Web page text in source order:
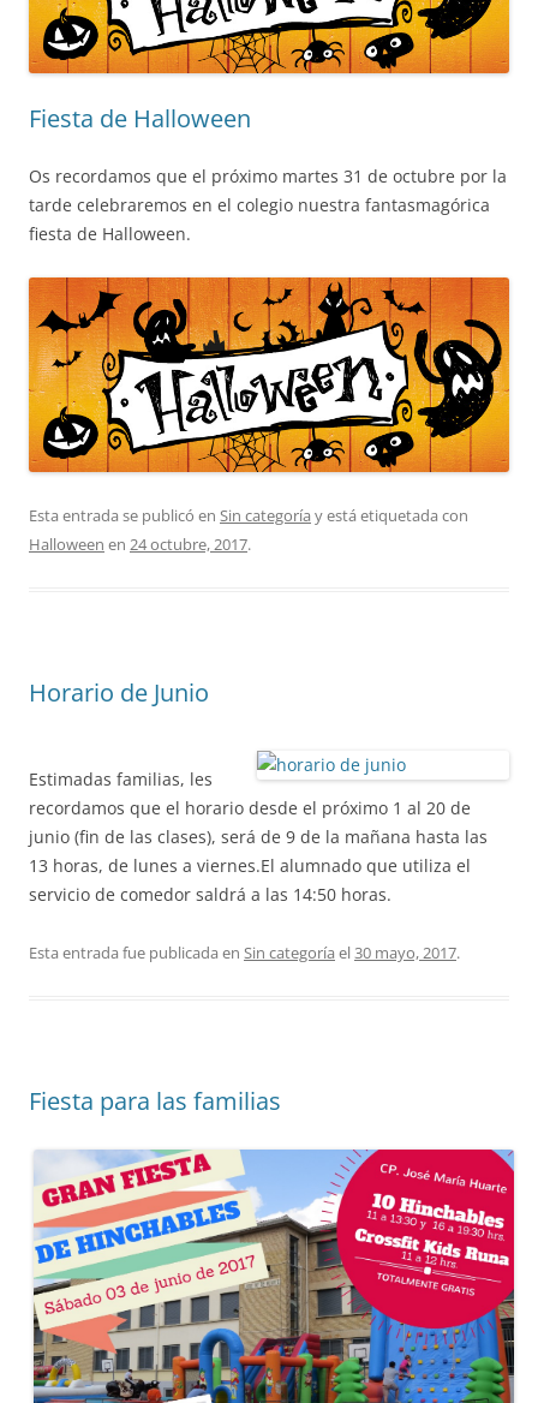
Fiesta de Halloween
Os recordamos que el próximo martes 31 de octubre por la
tarde celebraremos en el colegio nuestra fantasmagórica
fiesta de Halloween.
Esta entrada se publicó en Sin categoría y está etiquetada con
Halloween en 24 octubre, 2017.
Horario de Junio
Estimadas familias, les
recordamos que el horario desde el próximo 1 al 20 de
junio (fin de las clases), será de 9 de la mañana hasta las
13 horas, de lunes a viernes.El alumnado que utiliza el
servicio de comedor saldrá a las 14:50 horas.
Esta entrada fue publicada en Sin categoría el30 mayo, 2017.
Fiesta para las familias